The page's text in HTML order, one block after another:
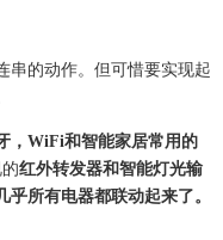
串的动作。但可惜要实现起
，WiFi和智能家居常用的
的红外转发器和智能灯光输
所有电器都联动起来了。